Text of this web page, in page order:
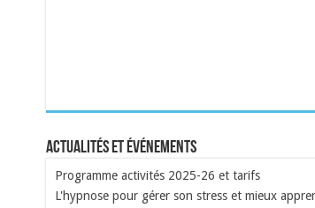
Actualités et événements
Programme activités 2025-26 et tarifs
L'hypnose pour gérer son stress et mieux